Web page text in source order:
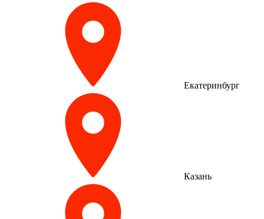
Екатеринбург
Казань